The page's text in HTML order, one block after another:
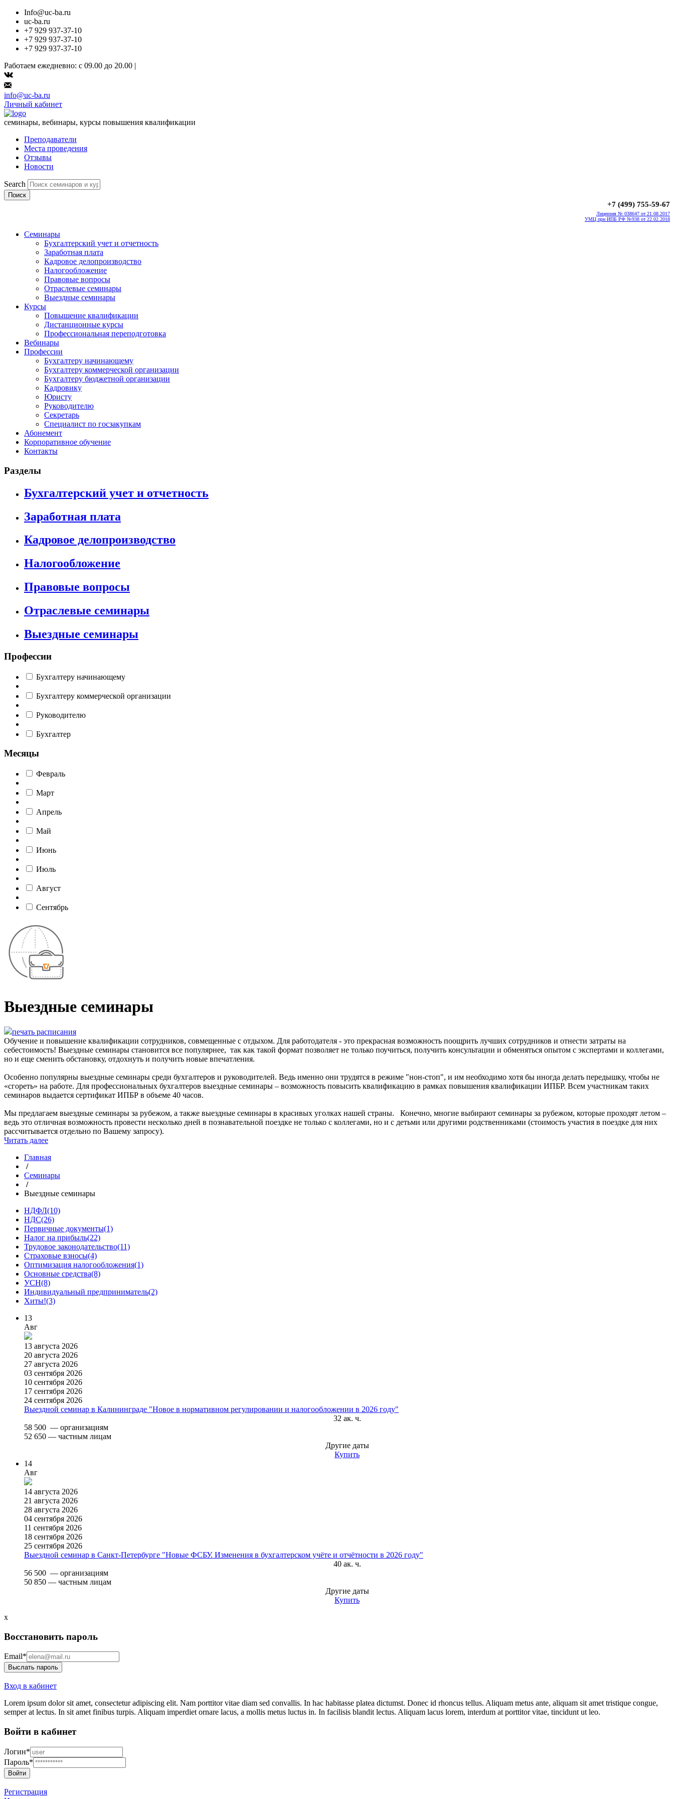
Info@uc-ba.ru
uc-ba.ru
+7 929 937-37-10
+7 929 937-37-10
+7 929 937-37-10
Работаем ежедневно: с 09.00 до 20.00 |
info@uc-ba.ru
Личный кабинет
семинары, вебинары, курсы повышения квалификации
Преподаватели
Места проведения
Отзывы
Новости
Search
Поиск
+7 (499) 755-59-67
Лицензия № 038647 от 21.08.2017
УМЦ при ИПБ РФ №938 от 22.02.2018
Семинары
Бухгалтерский учет и отчетность
Заработная плата
Кадровое делопроизводство
Налогообложение
Правовые вопросы
Отраслевые семинары
Выездные семинары
Курсы
Повышение квалификации
Дистанционные курсы
Профессиональная переподготовка
Вебинары
Профессии
Бухгалтеру начинающему
Бухгалтеру коммерческой организации
Бухгалтеру бюджетной организации
Кадровику
Юристу
Руководителю
Секретарь
Специалист по госзакупкам
Абонемент
Корпоративное обучение
Контакты
Разделы
Бухгалтерский учет и отчетность
Заработная плата
Кадровое делопроизводство
Налогообложение
Правовые вопросы
Отраслевые семинары
Выездные семинары
Профессии
Бухгалтеру начинающему
Бухгалтеру коммерческой организации
Руководителю
Бухгалтер
Месяцы
Февраль
Март
Апрель
Май
Июнь
Июль
Август
Сентябрь
Выездные семинары
печать расписания
Обучение и повышение квалификации сотрудников, совмещенные с отдыхом. Для работодателя - это прекрасная возможность поощрить лучших сотрудников и отнести затраты на
себестоимость! Выездные семинары становится все популярнее, так как такой формат позволяет не только поучиться, получить консультации и обменяться опытом с экспертами и коллегами,
но и еще сменить обстановку, отдохнуть и получить новые впечатления.
Особенно популярны выездные семинары среди бухгалтеров и руководителей. Ведь именно они трудятся в режиме "нон-стоп", и им необходимо хотя бы иногда делать передышку, чтобы не
«сгореть» на работе. Для профессиональных бухгалтеров выездные семинары – возможность повысить квалификацию в рамках повышения квалификации ИПБР. Всем участникам таких
семинаров выдается сертификат ИПБР в объеме 40 часов.
Мы предлагаем выездные семинары за рубежом, а также выездные семинары в красивых уголках нашей страны. Конечно, многие выбирают семинары за рубежом, которые проходят летом –
ведь это отличная возможность провести несколько дней в познавательной поездке не только с коллегами, но и с детьми или другими родственниками (стоимость участия в поездке для них
рассчитывается отдельно по Вашему запросу).
Читать далее
Главная
/
Семинары
/
Выездные семинары
НДФЛ(10)
НДС(26)
Первичные документы(1)
Налог на прибыль(22)
Трудовое законодательство(11)
Страховые взносы(4)
Оптимизация налогообложения(1)
Основные средства(8)
УСН(8)
Индивидуальный предприниматель(2)
Хиты!(3)
13
Авг
13 августа 2026
20 августа 2026
27 августа 2026
03 сентября 2026
10 сентября 2026
17 сентября 2026
24 сентября 2026
Выездной семинар в Калининграде "Новое в нормативном регулировании и налогообложении в 2026 году"
32 ак. ч.
58 500 — организациям
52 650 — частным лицам
Другие даты
Купить
14
Авг
14 августа 2026
21 августа 2026
28 августа 2026
04 сентября 2026
11 сентября 2026
18 сентября 2026
25 сентября 2026
Выездной семинар в Санкт-Петербурге "Новые ФСБУ. Изменения в бухгалтерском учёте и отчётности в 2026 году"
40 ак. ч.
56 500 — организациям
50 850 — частным лицам
Другие даты
Купить
x
Воccтановить пароль
Email*
Выслать пароль
Вход в кабинет
Lorem ipsum dolor sit amet, consectetur adipiscing elit. Nam porttitor vitae diam sed convallis. In hac habitasse platea dictumst. Donec id rhoncus tellus. Aliquam metus ante, aliquam sit amet tristique congue,
semper at lectus. In sit amet finibus turpis. Aliquam imperdiet ornare lacus, a mollis metus luctus in. In facilisis blandit lectus. Aliquam lacus lorem, interdum at porttitor vitae, tincidunt ut leo.
Войти в кабинет
Логин*
Пароль*
Войти
Регистрация